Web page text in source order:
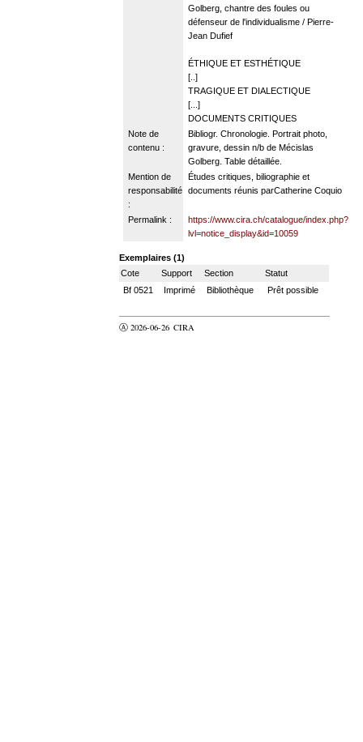
Golberg, chantre des foules ou
défenseur de l'individualisme / Pierre-
Jean Dufief
ÉTHIQUE ET ESTHÉTIQUE
[..]
TRAGIQUE ET DIALECTIQUE
[...]
DOCUMENTS CRITIQUES
Note de
contenu :
Bibliogr. Chronologie. Portrait photo,
gravure, dessin n/b de Mécislas
Golberg. Table détaillée.
Mention de
responsabilité
:
Études critiques, biliographie et
documents réunis parCatherine Coquio
Permalink :
https://www.cira.ch/catalogue/index.php?
lvl=notice_display&id=10059
Exemplaires (1)
Cote
Support Section
Statut
Bf 0521
Imprimé Bibliothèque Prêt possible
Ⓐ 2026-06-26 CIRA